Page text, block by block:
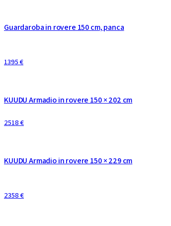
Guardaroba in rovere 150 cm, panca
1395 €
KUUDU Armadio in rovere 150 × 202 cm
2518 €
KUUDU Armadio in rovere 150 × 229 cm
2358 €